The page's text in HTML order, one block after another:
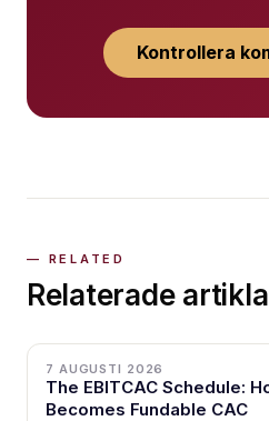
Kontrollera
Relaterade
7 AUGUSTI 2026
The EBITCAC Schedule:
Becomes Fundable CAC